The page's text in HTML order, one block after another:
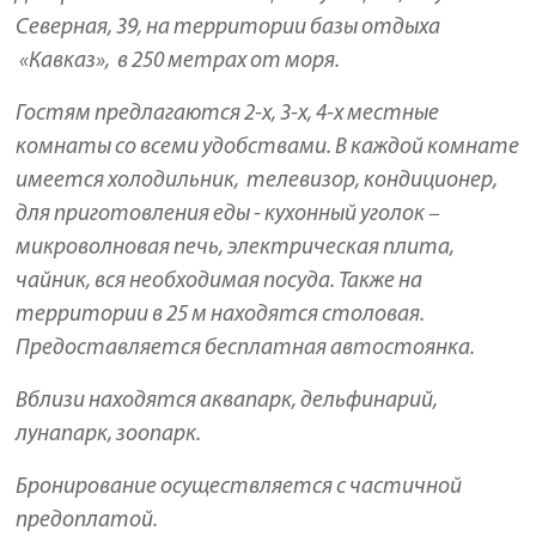
Северная, 39, на территории базы отдыха
«Кавказ», в 250 метрах от моря.
Гостям предлагаются 2-х, 3-х, 4-х местные
комнаты со всеми удобствами. В каждой комнате
имеется холодильник, телевизор, кондиционер,
для приготовления еды - кухонный уголок –
микроволновая печь, электрическая плита,
чайник, вся необходимая посуда. Также на
территории в 25 м находятся столовая.
Предоставляется бесплатная автостоянка.
Вблизи находятся аквапарк, дельфинарий,
лунапарк, зоопарк.
Бронирование осуществляется с частичной
предоплатой.